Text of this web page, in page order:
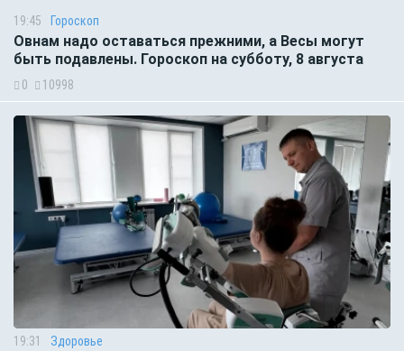
19:45 Гороскоп
Овнам надо оставаться прежними, а Весы могут
быть подавлены. Гороскоп на субботу, 8 августа
0 10998
19:31 Здоровье